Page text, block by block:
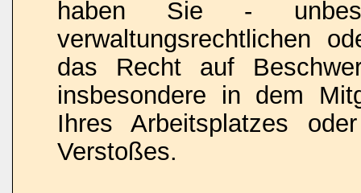
haben Sie -
verwaltungsrechtlichen
das Recht auf
insbesondere in dem
Ihres Arbeitsplatzes
Verstoßes.